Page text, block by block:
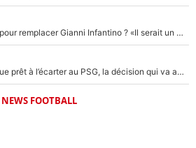
Du PSG à la tête de la FIFA pour remplacer Gianni Infantino ? «Il serait un mauvais président», le patron de la Liga s'attaque à Nasser Al-Khelaïfi !
Bradley Barcola : Luis Enrique prêt à l’écarter au PSG, la décision qui va accélérer son transfert à Liverpool ?
NEWS FOOTBALL